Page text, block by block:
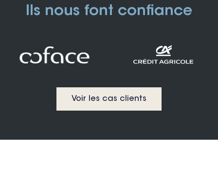
Ils nous font confiance
Voir les cas clients